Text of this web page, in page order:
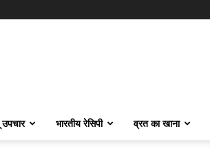
भारतीय रेसिपी व्रत का खाना